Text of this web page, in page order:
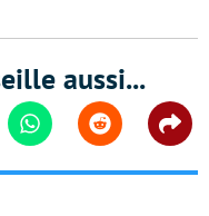
aussi...
WhatsappReddit